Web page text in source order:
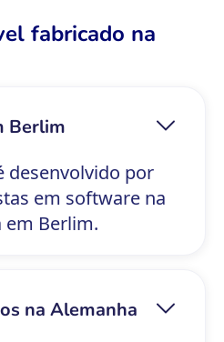
fabricado na
Berlim
desenvolvido por
em software na
em Berlim.
na Alemanha